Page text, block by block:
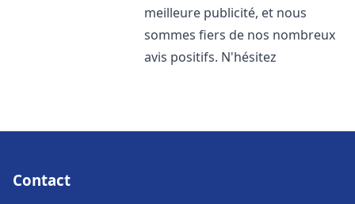
meilleure publicité, et nous
sommes fiers de nos nombreux
avis positifs. N'hésitez
Contact